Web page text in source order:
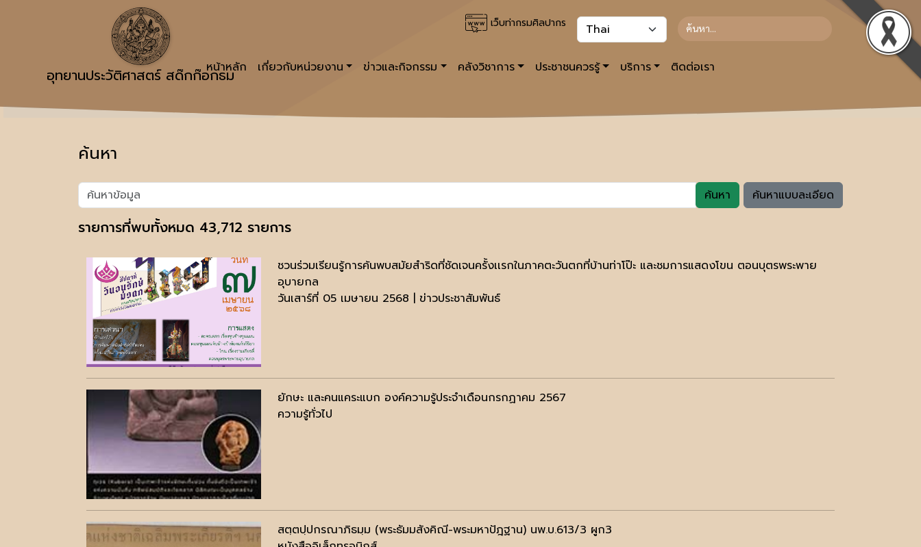
เว็บท่ากรมศิลปากร
อุทยานประวัติศาสตร์ สด๊กก๊อกธม
หน้าหลัก เกี่ยวกับหน่วยงาน ข่าวและกิจกรรม คลังวิชาการ ประชาชนควรรู้ บริการ ติดต่อเรา
ค้นหา
ค้นหา ค้นหาแบบละเอียด
รายการที่พบทั้งหมด 43,712 รายการ
ชวนร่วมเรียนรู้การค้นพบสมัยสำริดที่ชัดเจนครั้งเเรกในภาคตะวันตกที่บ้านท่าโป๊ะ และชมการแสดงโขน ตอนบุตรพระพาย
อุบายกล
วันเสาร์ที่ 05 เมษายน 2568 | ข่าวประชาสัมพันธ์
ยักษะ และคนแคระแบก องค์ความรู้ประจำเดือนกรกฏาคม 2567
ความรู้ทั่วไป
สตฺตปฺปกรณาภิธมฺม (พระธัมมสังคิณี-พระมหาปัฎฐาน) นพ.บ.613/3 ผูก3